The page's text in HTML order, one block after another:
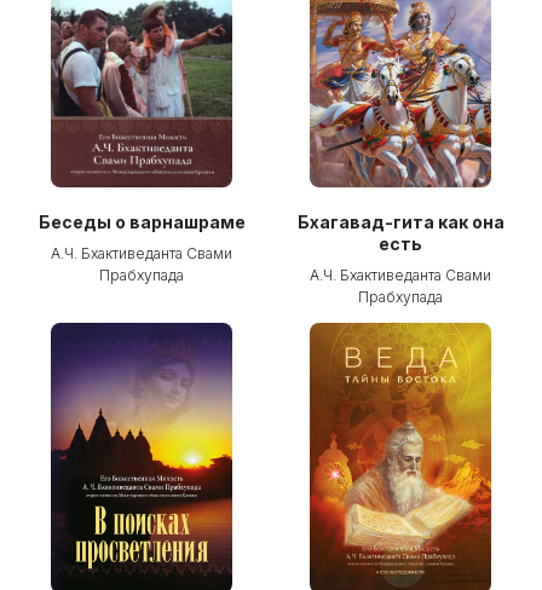
Беседы о варнашраме
А.Ч. Бхактиведанта Свами
Прабхупада
Бхагавад-гита как она
есть
А.Ч. Бхактиведанта Свами
Прабхупада